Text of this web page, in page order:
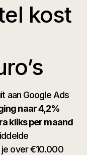
kost
aan Google Ads
naar 4,2%
kliks per maand
over €10.000